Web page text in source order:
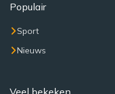
Populair
Sport
Nieuws
Veel bekeken